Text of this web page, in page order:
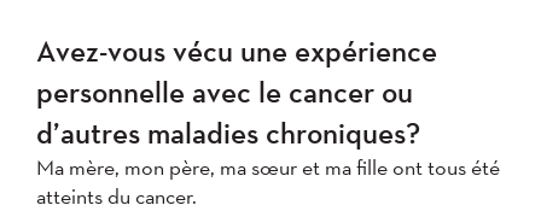
Avez-vous vécu une expérience
personnelle avec le cancer ou
d’autres maladies chroniques?
Ma mère, mon père, ma sœur et ma fille ont tous été
atteints du cancer.